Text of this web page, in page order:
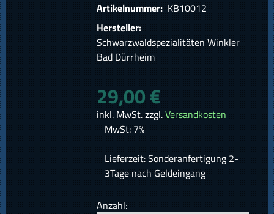
Artikelnummer: KB10012
Hersteller:
Schwarzwaldspezialitäten Winkler
Bad Dürrheim
29,00 €
inkl. MwSt. zzgl.Versandkosten
MwSt: 7%
Lieferzeit: Sonderanfertigung 2-
3Tage nach Geldeingang
Anzahl: